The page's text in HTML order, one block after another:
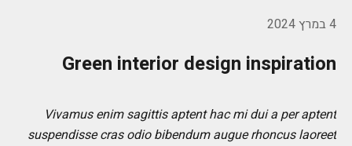
4 במרץ 2024
Green interior design inspiration
Vivamus enim sagittis aptent hac mi dui a per aptent
suspendisse cras odio bibendum augue rhoncus laoreet